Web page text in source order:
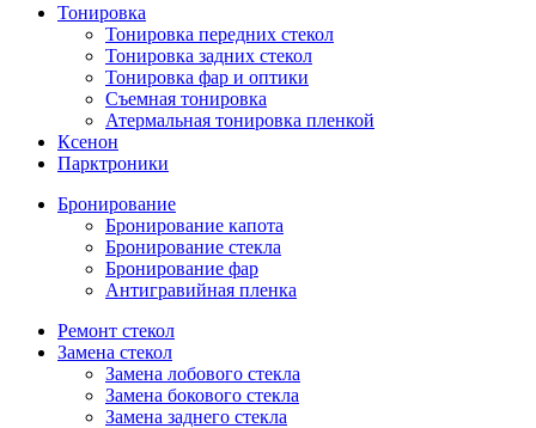
Тонировка
Тонировка передних стекол
Тонировка задних стекол
Тонировка фар и оптики
Съемная тонировка
Атермальная тонировка пленкой
Ксенон
Парктроники
Бронирование
Бронирование капота
Бронирование стекла
Бронирование фар
Антигравийная пленка
Ремонт стекол
Замена стекол
Замена лобового стекла
Замена бокового стекла
Замена заднего стекла